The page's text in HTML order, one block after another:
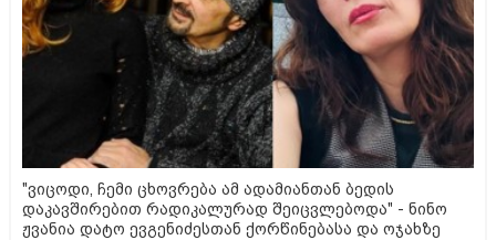
"ვიცოდი, ჩემი ცხოვრება ამ ადამიანთან ბედის
დაკავშირებით რადიკალურად შეიცვლებოდა" - ნინო
ჟვანია დატო ევგენიძესთან ქორწინებასა და ოჯახზე